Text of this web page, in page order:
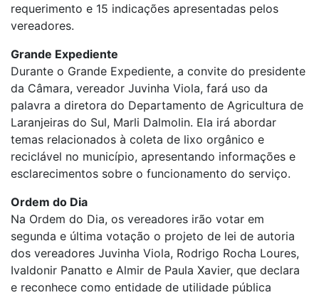
requerimento e 15 indicações apresentadas pelos
vereadores.
Grande Expediente
Durante o Grande Expediente, a convite do presidente
da Câmara, vereador Juvinha Viola, fará uso da
palavra a diretora do Departamento de Agricultura de
Laranjeiras do Sul, Marli Dalmolin. Ela irá abordar
temas relacionados à coleta de lixo orgânico e
reciclável no município, apresentando informações e
esclarecimentos sobre o funcionamento do serviço.
Ordem do Dia
Na Ordem do Dia, os vereadores irão votar em
segunda e última votação o projeto de lei de autoria
dos vereadores Juvinha Viola, Rodrigo Rocha Loures,
Ivaldonir Panatto e Almir de Paula Xavier, que declara
e reconhece como entidade de utilidade pública